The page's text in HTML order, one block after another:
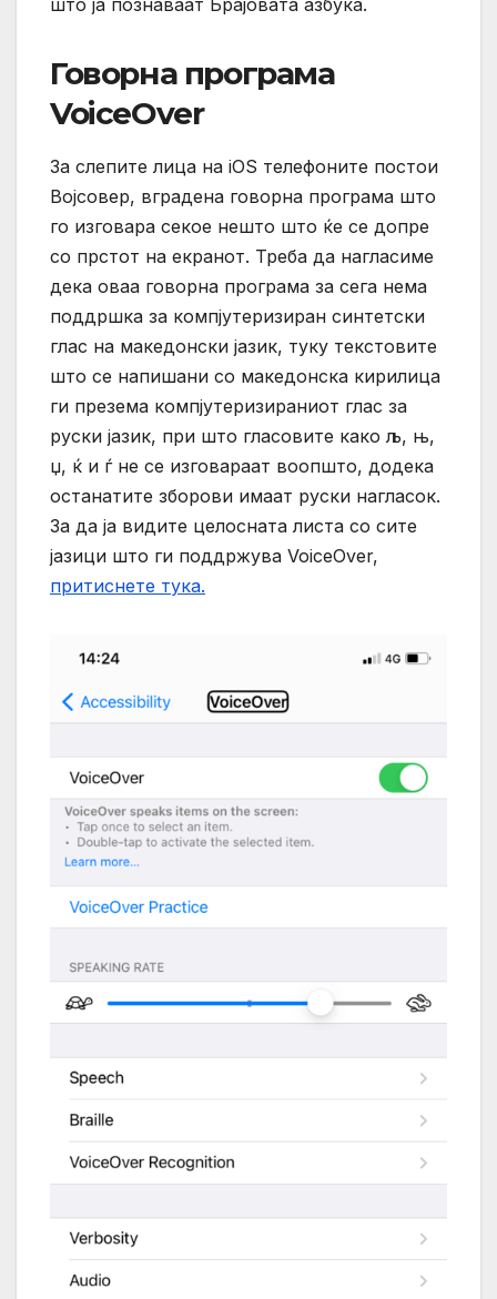
Говорна програма
VoiceOver
За слепите лица на iOS телефоните постои
Војсовер, вградена говорна програма што
го изговара секое нешто што ќе се допре
со прстот на екранот. Треба да нагласиме
дека оваа говорна програма за сега нема
поддршка за компјутеризиран синтетски
глас на македонски јазик, туку текстовите
што се напишани со македонска кирилица
ги презема компјутеризираниот глас за
руски јазик, при што гласовите како љ, њ,
џ, ќ и ѓ не се изговараат воопшто, додека
останатите зборови имаат руски нагласок.
За да ја видите целосната листа со сите
јазици што ги поддржува VoiceOver,
притиснете тука.